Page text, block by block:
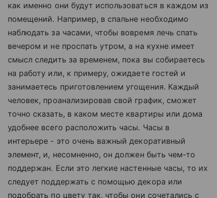
как именно они будут использоваться в каждом из
помещений. Например, в спальне необходимо
наблюдать за часами, чтобы вовремя лечь спать
вечером и не проспать утром, а на кухне имеет
смысл следить за временем, пока вы собираетесь
на работу или, к примеру, ожидаете гостей и
занимаетесь приготовлением угощения. Каждый
человек, проанализировав свой график, сможет
точно сказать, в каком месте квартиры или дома
удобнее всего расположить часы. Часы в
интерьере - это очень важный декоративный
элемент, и, несомненно, он должен быть чем-то
поддержан. Если это легкие настенные часы, то их
следует поддержать с помощью декора или
подобрать по цвету так, чтобы они сочетались с